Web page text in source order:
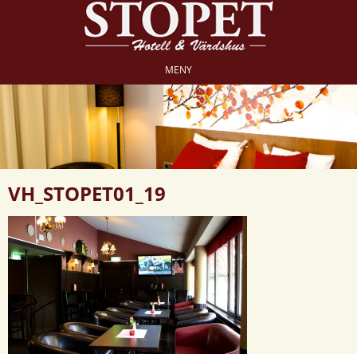
MENY
VH_STOPET01_19